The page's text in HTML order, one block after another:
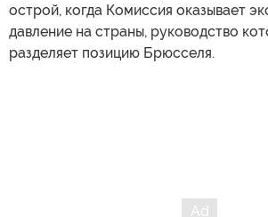
острой, когда Комиссия оказывает
давление на страны, руководство
разделяет позицию Брюсселя.